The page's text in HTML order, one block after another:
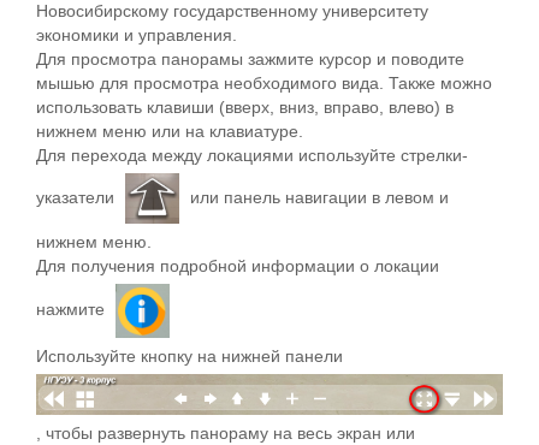
Новосибирскому государственному университету
экономики и управления.
Для просмотра панорамы зажмите курсор и поводите
мышью для просмотра необходимого вида. Также можно
использовать клавиши (вверх, вниз, вправо, влево) в
нижнем меню или на клавиатуре.
Для перехода между локациями используйте стрелки-
указатели или панель навигации в левом и
нижнем меню.
Для получения подробной информации о локации
нажмите
Используйте кнопку на нижней панели
, чтобы развернуть панораму на весь экран или